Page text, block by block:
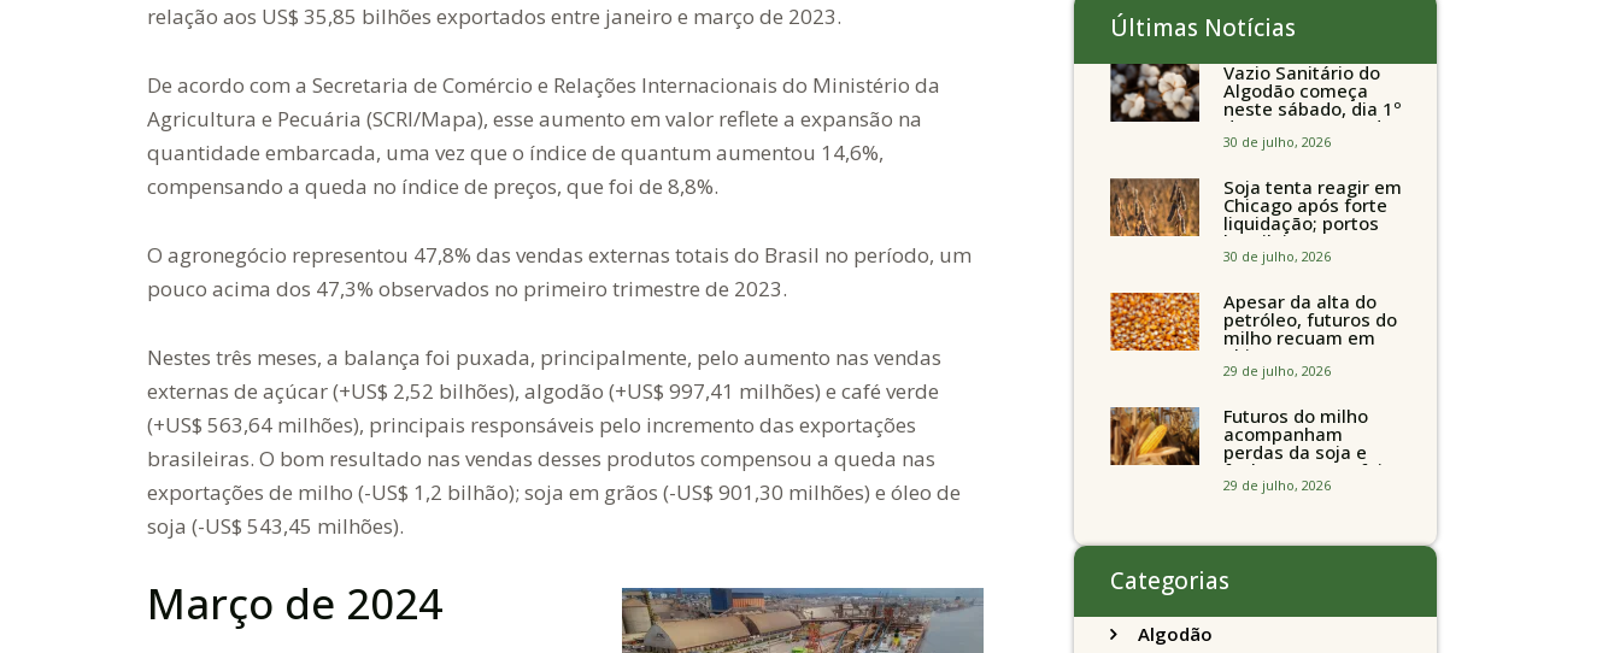
relação aos US$ 35,85 bilhões exportados entre janeiro e março de 2023.
De acordo com a Secretaria de Comércio e Relações Internacionais do Ministério da
Agricultura e Pecuária (SCRI/Mapa), esse aumento em valor reflete a expansão na
quantidade embarcada, uma vez que o índice de quantum aumentou 14,6%,
compensando a queda no índice de preços, que foi de 8,8%.
O agronegócio representou 47,8% das vendas externas totais do Brasil no período, um
pouco acima dos 47,3% observados no primeiro trimestre de 2023.
Nestes três meses, a balança foi puxada, principalmente, pelo aumento nas vendas
externas de açúcar (+US$ 2,52 bilhões), algodão (+US$ 997,41 milhões) e café verde
(+US$ 563,64 milhões), principais responsáveis pelo incremento das exportações
brasileiras. O bom resultado nas vendas desses produtos compensou a queda nas
exportações de milho (-US$ 1,2 bilhão); soja em grãos (-US$ 901,30 milhões) e óleo de
soja (-US$ 543,45 milhões).
Março de 2024
Últimas Notícias
Vazio Sanitário do
Algodão começa
neste sábado, dia 1º
de agosto, em todo
o Estado de São
30 de julho, 2026
Soja tenta reagir em
Chicago após forte
liquidação; portos
brasileiros seguem
perto de R$ 150/sc
30 de julho, 2026
Apesar da alta do
petróleo, futuros do
milho recuam em
Chicago
acompanhando a
feira
29 de julho, 2026
Futuros do milho
acompanham
perdas da soja e
fecham quarta-feira
caindo 2% em
29 de julho, 2026
Categorias
Algodão